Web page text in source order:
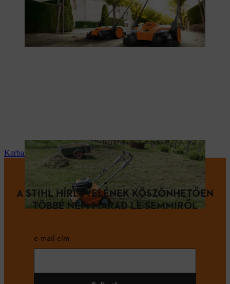
Karbantartás és javítás
A STIHL HÍRLEVELÉNEK KÖSZÖNHETŐEN
TÖBBÉ NEM MARAD LE SEMMIRŐL
e-mail cím